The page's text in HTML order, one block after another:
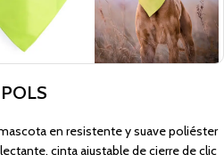
en resistente y suave poliéster
cinta ajustable de cierre de clic